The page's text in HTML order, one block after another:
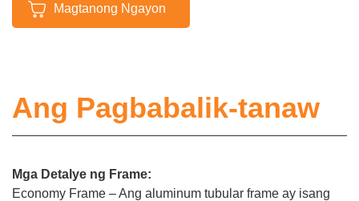
Magtanong Ngayon
Ang Pagbabalik-tanaw
Mga Detalye ng Frame:
Economy Frame – Ang aluminum tubular frame ay isang